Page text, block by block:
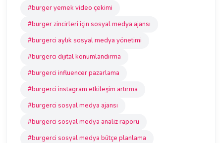
#burger yemek video çekimi
#burger zincirleri için sosyal medya ajansı
#burgerci aylık sosyal medya yönetimi
#burgerci dijital konumlandırma
#burgerci influencer pazarlama
#burgerci instagram etkileşim artırma
#burgerci sosyal medya ajansı
#burgerci sosyal medya analiz raporu
#burgerci sosyal medya bütçe planlama